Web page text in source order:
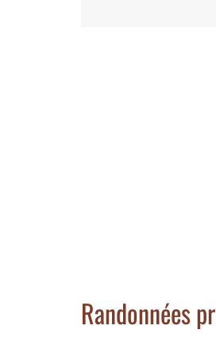
Randonnées